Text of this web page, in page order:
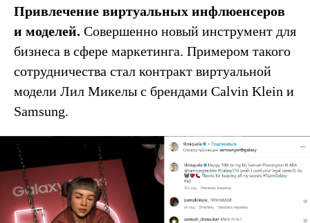
Привлечение виртуальных инфлюенсеров
и моделей. Совершенно новый инструмент для
бизнеса в сфере маркетинга. Примером такого
сотрудничества стал контракт виртуальной
модели Лил Микелы с брендами Calvin Klein и
Samsung.